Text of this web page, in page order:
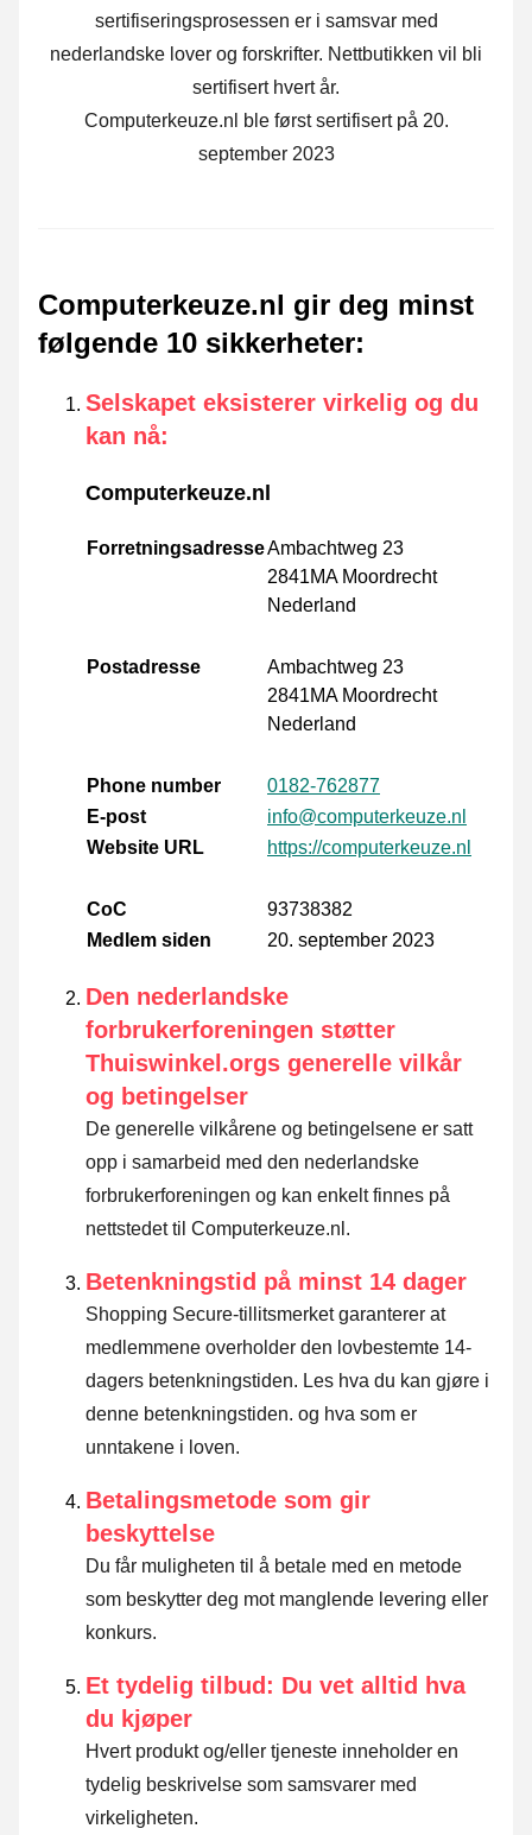
sertifiseringsprosessen er i samsvar med
nederlandske lover og forskrifter. Nettbutikken vil bli
sertifisert hvert år.
Computerkeuze.nl ble først sertifisert på 20.
september 2023
Computerkeuze.nl gir deg minst
følgende 10 sikkerheter:
Selskapet eksisterer virkelig og du
kan nå:
Computerkeuze.nl
ForretningsadresseAmbachtweg 23
2841MA Moordrecht
Nederland
Postadresse
Ambachtweg 23
2841MA Moordrecht
Nederland
Phone number
0182-762877
E-post
info@computerkeuze.nl
Website URL
https://computerkeuze.nl
CoC
93738382
Medlem siden
20. september 2023
Den nederlandske
forbrukerforeningen støtter
Thuiswinkel.orgs generelle vilkår
og betingelser
De generelle vilkårene og betingelsene er satt
opp i samarbeid med den nederlandske
forbrukerforeningen og kan enkelt finnes på
nettstedet til Computerkeuze.nl.
Betenkningstid på minst 14 dager
Shopping Secure-tillitsmerket garanterer at
medlemmene overholder den lovbestemte 14-
dagers betenkningstiden. Les hva du kan gjøre i
denne betenkningstiden. og hva som er
unntakene i loven.
Betalingsmetode som gir
beskyttelse
Du får muligheten til å betale med en metode
som beskytter deg mot manglende levering eller
konkurs.
Et tydelig tilbud: Du vet alltid hva
du kjøper
Hvert produkt og/eller tjeneste inneholder en
tydelig beskrivelse som samsvarer med
virkeligheten.